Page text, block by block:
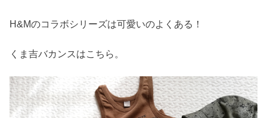
H&Mのコラボシリーズは可愛いのよくある！
くま吉バカンスはこちら。